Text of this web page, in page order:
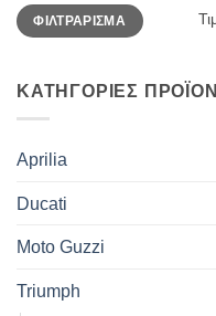
Ελάχιστη
τιμή
Μέγιστη
τιμήΦΙΛΤΡΑΡΙΣΜΑ
ΚΑΤΗΓΟΡΙΕΣ
Aprilia
Ducati
Moto Guzzi
Triumph